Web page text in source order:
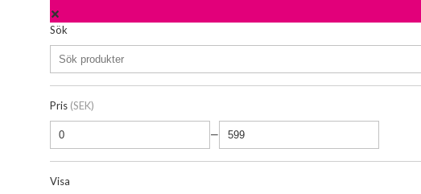
Sök
Pris (SEK)
—
Visa